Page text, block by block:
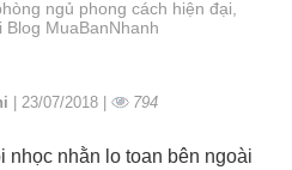
ngủ phong cách hiện đại,
MuaBanNhanh
| 23/07/2018 | 794
nhọc nhằn lo toan bên ngoài